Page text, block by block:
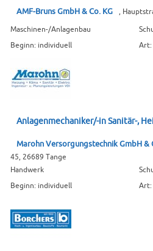
AMF-Bruns GmbH & Co. KG ,
Maschinen-/Anlagenbau
Beginn: individuell
Art:
Anlagenmechaniker/-in Sanitär-,
Marohn Versorgungstechnik GmbH &
45, 26689 Tange
Handwerk
Beginn: individuell
Art: